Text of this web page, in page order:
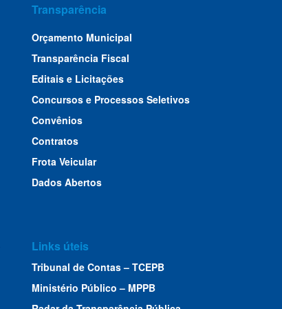
Transparência
Orçamento Municipal
Transparência Fiscal
Editais e Licitações
Concursos e Processos Seletivos
Convênios
Contratos
Frota Veicular
Dados Abertos
Links úteis
Tribunal de Contas – TCEPB
Ministério Público – MPPB